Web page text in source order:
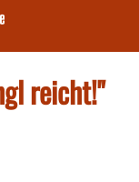
reicht!"